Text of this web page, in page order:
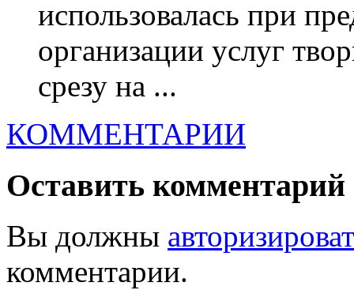
использовалась при
организации услуг
срезу на ...
КОММЕНТАРИИ
Оставить комментарий
Вы должны
комментарии.